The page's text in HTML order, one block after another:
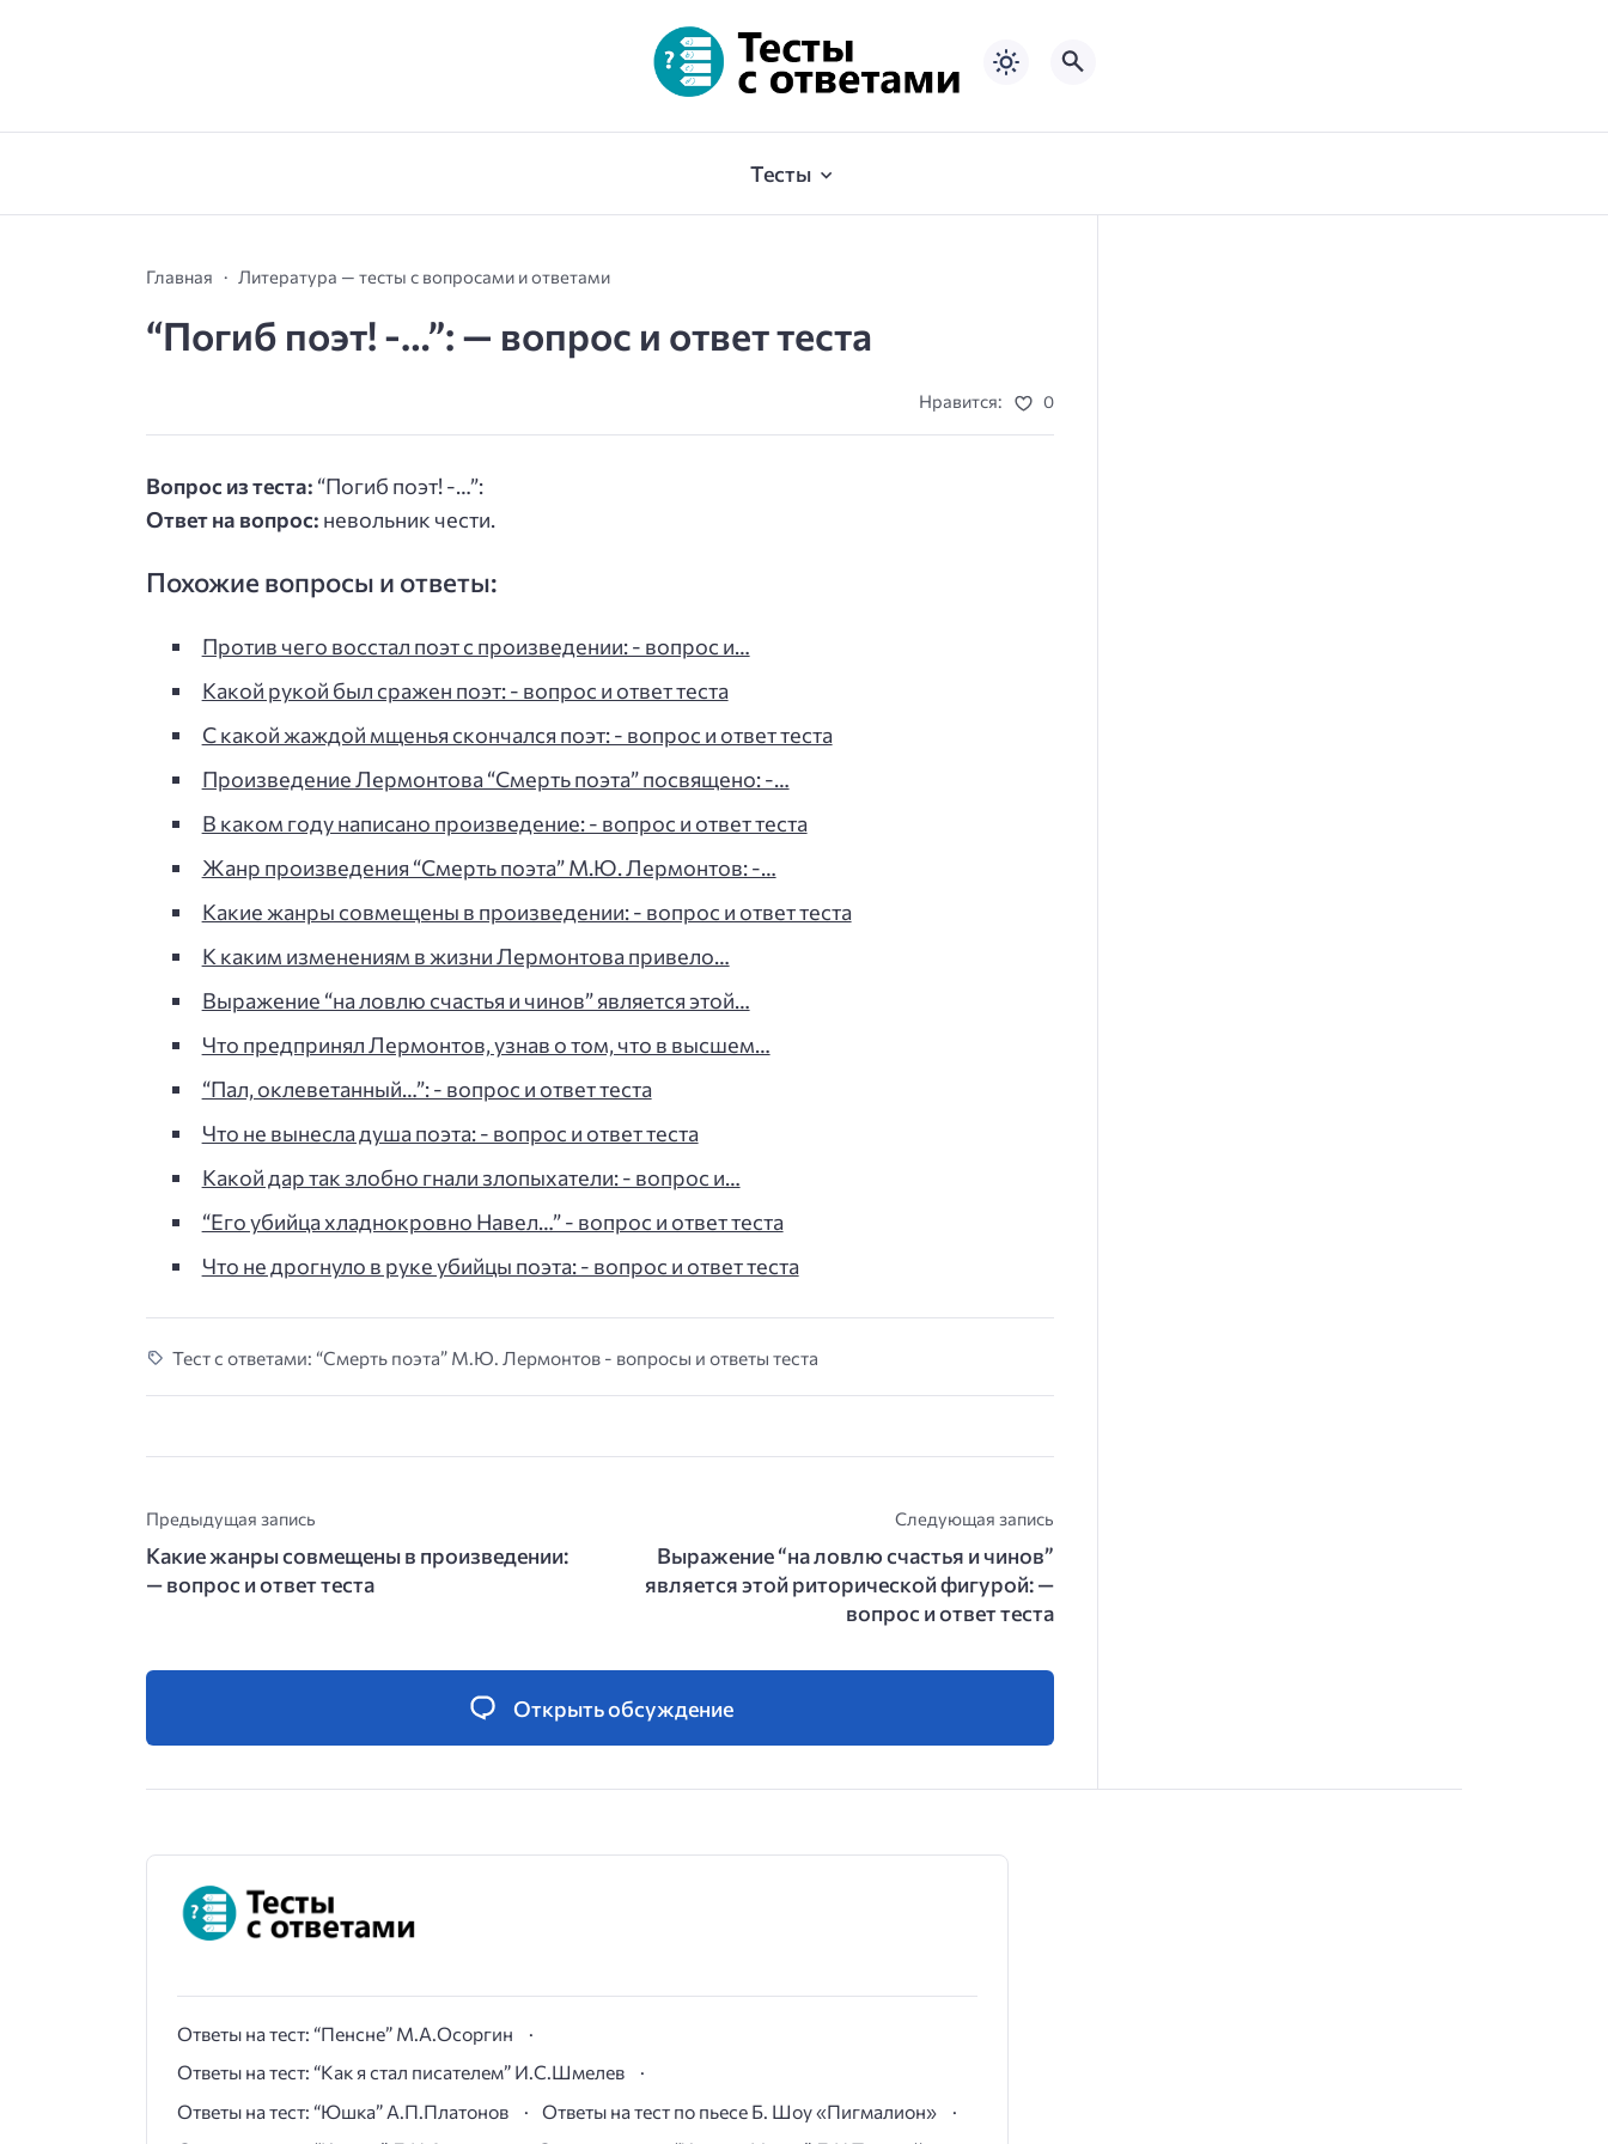
Тесты
Главная Литература — тесты с вопросами и ответами
“Погиб поэт! -…”: — вопрос и ответ теста
Нравится: 0
Вопрос из теста: “Погиб поэт! -…”:
Ответ на вопрос: невольник чести.
Похожие вопросы и ответы:
Против чего восстал поэт с произведении: - вопрос и…
Какой рукой был сражен поэт: - вопрос и ответ теста
С какой жаждой мщенья скончался поэт: - вопрос и ответ теста
Произведение Лермонтова “Смерть поэта” посвящено: -…
В каком году написано произведение: - вопрос и ответ теста
Жанр произведения “Смерть поэта” М.Ю. Лермонтов: -…
Какие жанры совмещены в произведении: - вопрос и ответ теста
К каким изменениям в жизни Лермонтова привело…
Выражение “на ловлю счастья и чинов” является этой…
Что предпринял Лермонтов, узнав о том, что в высшем…
“Пал, оклеветанный…”: - вопрос и ответ теста
Что не вынесла душа поэта: - вопрос и ответ теста
Какой дар так злобно гнали злопыхатели: - вопрос и…
“Его убийца хладнокровно Навел…” - вопрос и ответ теста
Что не дрогнуло в руке убийцы поэта: - вопрос и ответ теста
Тест с ответами: “Смерть поэта” М.Ю. Лермонтов - вопросы и ответы теста
Предыдущая запись
Какие жанры совмещены в произведении:
— вопрос и ответ теста
Следующая запись
Выражение “на ловлю счастья и чинов”
является этой риторической фигурой: —
вопрос и ответ теста
Открыть обсуждение
Ответы на тест: “Пенсне” М.А.Осоргин
Ответы на тест: “Как я стал писателем” И.С.Шмелев
Ответы на тест: “Юшка” А.П.Платонов
Ответы на тест по пьесе Б. Шоу «Пигмалион»